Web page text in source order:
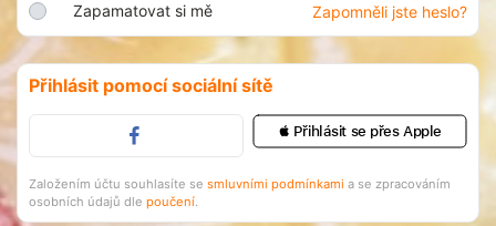
Zapamatovat si mě Zapomněli jste heslo?
Přihlásit pomocí sociální sítě
 Přihlásit se přes Apple
Založením účtu souhlasíte se smluvními podmínkami a se zpracováním
osobních údajů dle poučení.